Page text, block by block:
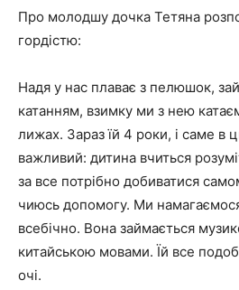
Про молодшу дочка Тетяна
гордістю:
Надя у нас плаває з пелюшок,
катанням, взимку ми з нею
лижах. Зараз їй 4 роки, і саме в
важливий: дитина вчиться
за все потрібно добиватися
чиюсь допомогу. Ми
всебічно. Вона займається
китайською мовами. Їй все
очі.